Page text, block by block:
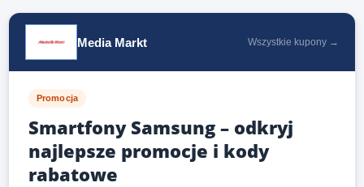
Media Markt Wszystkie kupony →
Promocja
Smartfony Samsung – odkryj
najlepsze promocje i kody
rabatowe